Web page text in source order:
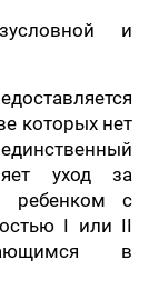
и
которых нет
уход за
ребенком с
I или II
в